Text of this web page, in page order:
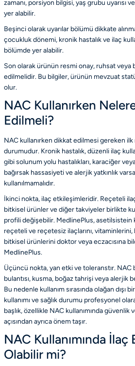
zamanı, porsiyon bilgisi, yaş grubu uyarısı
yer alabilir.
Beşinci olarak uyarılar bölümü dikkate
çocukluk dönemi, kronik hastalık ve ilaç
bölümde yer alabilir.
Son olarak ürünün resmi onay, ruhsat
edilmelidir. Bu bilgiler, ürünün mevzuat
olur.
NAC Kullanırken
Edilmeli?
NAC kullanırken dikkat edilmesi gereken ilk
durumudur. Kronik hastalık, düzenli ilaç
gibi solunum yolu hastalıkları, karaciğer
bağırsak hassasiyeti ve alerjik yatkınlık
kullanılmamalıdır.
İkinci nokta, ilaç etkileşimleridir. Reçeteli
bitkisel ürünler ve diğer takviyeler birlikte
profili değişebilir. MedlinePlus, asetilsistein
reçeteli ve reçetesiz ilaçlarını,
bitkisel ürünlerini doktor veya eczacısına
MedlinePlus.
Üçüncü nokta, yan etki ve toleranstır. NAC
bulantısı, kusma, boğaz tahrişi veya alerjik
Bu nedenle kullanım sırasında olağan dışı
kullanımı ve sağlık durumu profesyonel
başlık, özellikle NAC kullanımında güvenlik
açısından ayrıca önem taşır.
NAC Kullanımında İlaç
Olabilir mi?